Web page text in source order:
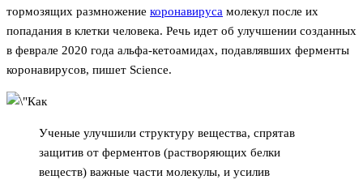
тормозящих размножение коронавируса молекул после их
попадания в клетки человека. Речь идет об улучшении созданных
в феврале 2020 года альфа-кетоамидах, подавлявших ферменты
коронавирусов, пишет Science.
Ученые улучшили структуру вещества, спрятав
защитив от ферментов (растворяющих белки
веществ) важные части молекулы, и усилив